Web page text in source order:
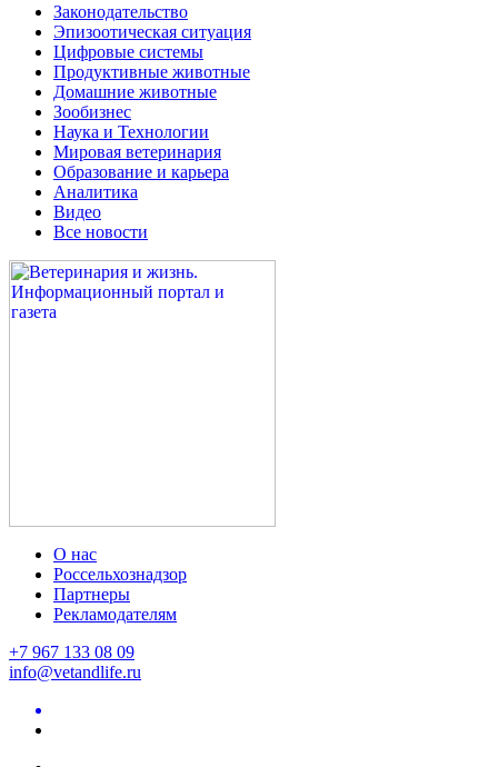
Законодательство
Эпизоотическая ситуация
Цифровые системы
Продуктивные животные
Домашние животные
Зообизнес
Наука и Технологии
Мировая ветеринария
Образование и карьера
Аналитика
Видео
Все новости
О нас
Россельхознадзор
Партнеры
Рекламодателям
+7 967 133 08 09
info@vetandlife.ru